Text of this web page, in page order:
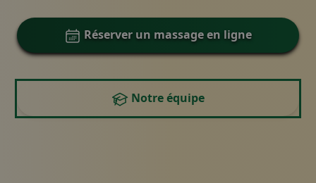
Réserver un massage en ligne
Notre équipe